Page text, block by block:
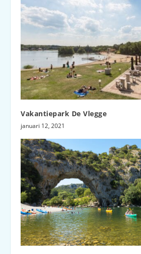
Vakantiepark De Vlegge
januari 12, 2021